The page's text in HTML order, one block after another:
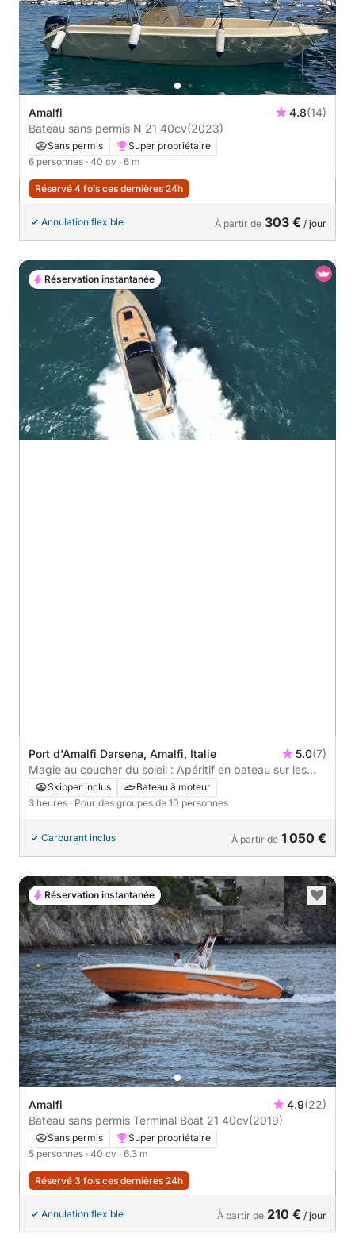
Amalfi 4.8(14)
Bateau sans permis N 21 40cv(2023)
Sans permis
Super propriétaire
6 personnes · 40 cv · 6 m
Réservé 4 fois ces dernières 24h
Annulation flexible À partir de 303 € / jour
Port d'Amalfi Darsena, Amalfi, Italie 5.0(7)
Magie au coucher du soleil : Apéritif en bateau sur les
vagues du soleil
Skipper inclus
Bateau à moteur
3 heures · Pour des groupes de 10 personnes
Carburant inclus À partir de 1 050 €
Réservation instantanée
Amalfi 4.9(22)
Bateau sans permis Terminal Boat 21 40cv(2019)
Sans permis
Super propriétaire
5 personnes · 40 cv · 6.3 m
Réservé 3 fois ces dernières 24h
Annulation flexible À partir de 210 € / jour
Réservation instantanée